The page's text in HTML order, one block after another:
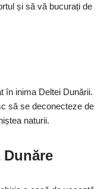
și să vă bucurați de
în inima Deltei Dunării.
să se deconecteze de
naturii.